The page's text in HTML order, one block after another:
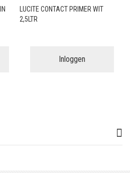
LUCITE CONTACT PRIMER WIT
2,5LTR
Inloggen